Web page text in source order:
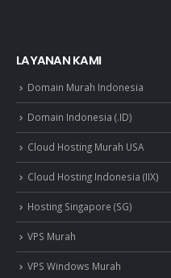
LAYANAN KAMI
Domain Murah Indonesia
Domain Indonesia (.ID)
Cloud Hosting Murah USA
Cloud Hosting Indonesia (IIX)
Hosting Singapore (SG)
VPS Murah
VPS Windows Murah